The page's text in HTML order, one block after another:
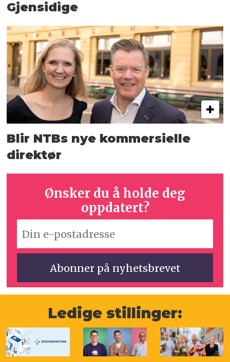
Gjensidige
Blir NTBs nye kommersielle
direktør
Ønsker du å holde deg
oppdatert?
Ledige stillinger: